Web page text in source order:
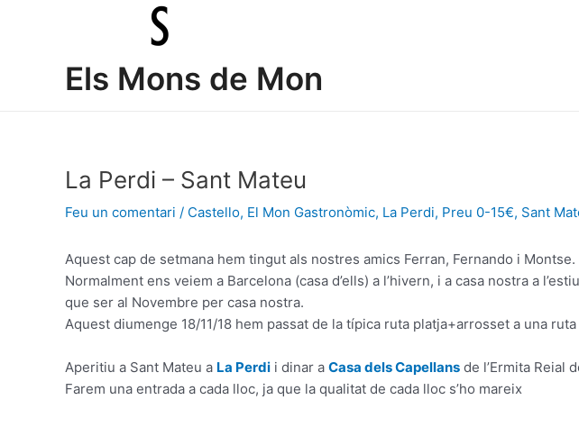
Els Mons de Mon
La Perdi – Sant Mateu
Feu un comentari / Castello, El Mon Gastronòmic, La Perdi, Preu 0-15€, Sant
Aquest cap de setmana hem tingut als nostres amics Ferran, Fernando i Montse.
Normalment ens veiem a Barcelona (casa d’ells) a l’hivern, i a casa nostra a
que ser al Novembre per casa nostra.
Aquest diumenge 18/11/18 hem passat de la típica ruta platja+arrosset a una
Aperitiu a Sant Mateu a La Perdi i dinar a Casa dels Capellans de l’Ermita Reial
Farem una entrada a cada lloc, ja que la qualitat de cada lloc s’ho mareix